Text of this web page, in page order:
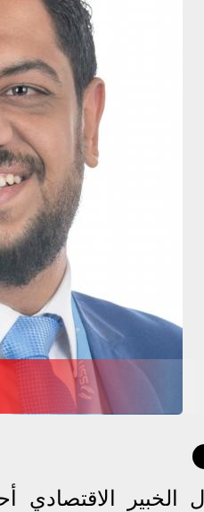
الخبير الاقتصادي